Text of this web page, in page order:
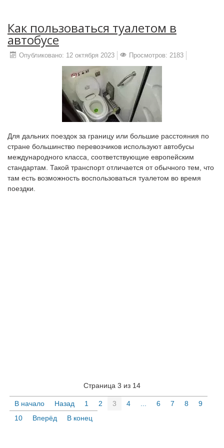
Как пользоваться туалетом в
автобусе
Опубликовано: 12 октября 2023 Просмотров: 2183
Для дальних поездок за границу или большие расстояния по
стране большинство перевозчиков используют автобусы
международного класса, соответствующие европейским
стандартам. Такой транспорт отличается от обычного тем, что
там есть возможность воспользоваться туалетом во время
поездки.
Страница 3 из 14
В начало Назад 1 2 3 4 6 7 8
9
10
Вперёд В конец